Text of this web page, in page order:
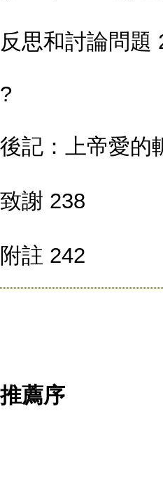
反思和討論問題
?
後記：上帝愛的
致謝 238
附註 242
推薦序